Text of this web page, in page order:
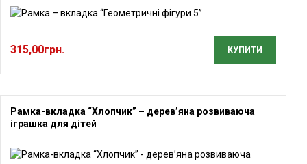
315,00грн. КУПИТИ
Рамка-вкладка “Хлопчик” – дерев’яна розвиваюча
іграшка для дітей